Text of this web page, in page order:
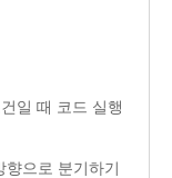
일 때 코드 실행
으로 분기하기